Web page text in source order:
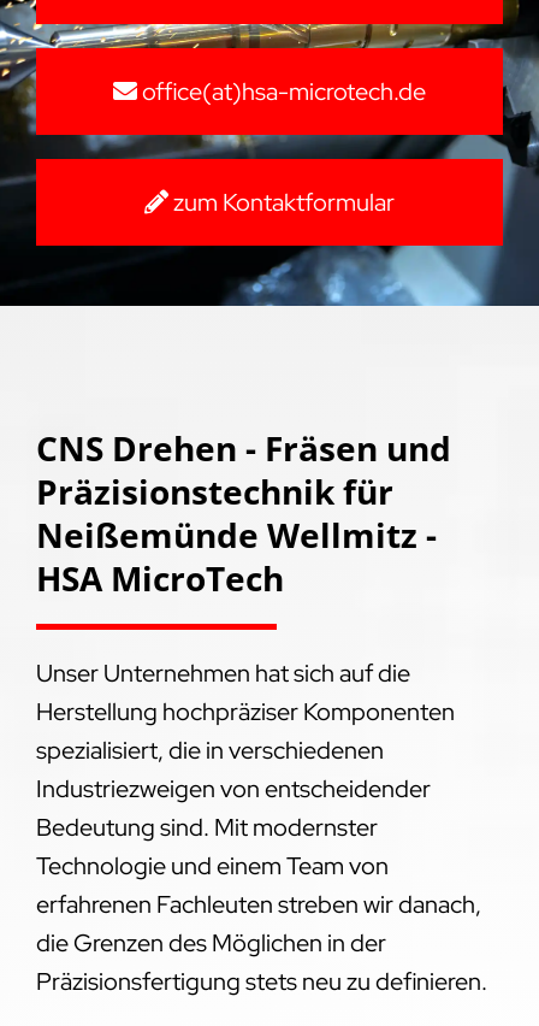
office(at)hsa-microtech.de
zum Kontaktformular
CNS Drehen - Fräsen und
Präzisionstechnik für
Neißemünde Wellmitz -
HSA MicroTech
Unser Unternehmen hat sich auf die
Herstellung hochpräziser Komponenten
spezialisiert, die in verschiedenen
Industriezweigen von entscheidender
Bedeutung sind. Mit modernster
Technologie und einem Team von
erfahrenen Fachleuten streben wir danach,
die Grenzen des Möglichen in der
Präzisionsfertigung stets neu zu definieren.